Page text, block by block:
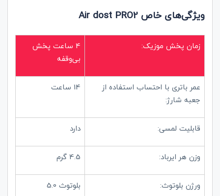
ویژگی‌های خاص Air dost PRO2
زمان پخش موزیک:
4 ساعت پخش
بی‌وقفه
عمر باتری با احتساب استفاده از
جعبه شارژ:
14 ساعت
قابلیت لمسی: دارد
وزن هر ایرباد: 4.5 گرم
ورژن بلوتوث: بلوتوث 5.0